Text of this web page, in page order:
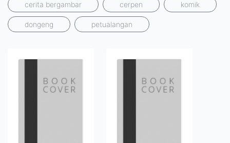
cerita bergambar cerpen komik
dongeng petualangan